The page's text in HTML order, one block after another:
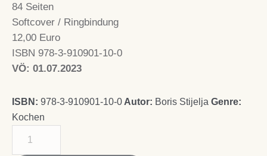
84 Seiten
Softcover / Ringbindung
12,00 Euro
ISBN 978-3-910901-10-0
VÖ: 01.07.2023
ISBN: 978-3-910901-10-0 Autor: Boris Stijelja Genre:
Kochen